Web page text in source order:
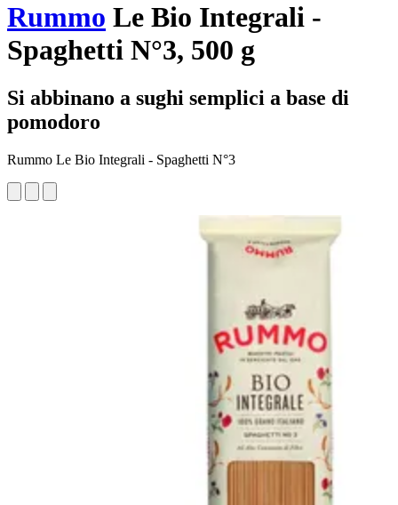
Rummo Le Bio Integrali -
Spaghetti N°3, 500 g
Si abbinano a sughi semplici a base di
pomodoro
Rummo Le Bio Integrali - Spaghetti N°3